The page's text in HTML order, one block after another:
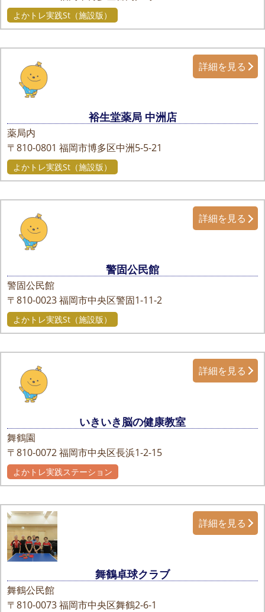
よかトレ実践St（施設版）
裕生堂薬局 中洲店
薬局内
〒810-0801 福岡市博多区中洲5-5-21
詳細を見る
よかトレ実践St（施設版）
警固公民館
警固公民館
〒810-0023福岡市中央区警固1-11-2
詳細を見る
よかトレ実践St（施設版）
いきいき脳の健康教室
舞鶴園
〒810-0072福岡市中央区長浜1-2-15
詳細を見る
よかトレ実践ステーション
舞鶴卓球クラブ
舞鶴公民館
〒810-0073福岡市中央区舞鶴2-6-1
詳細を見る